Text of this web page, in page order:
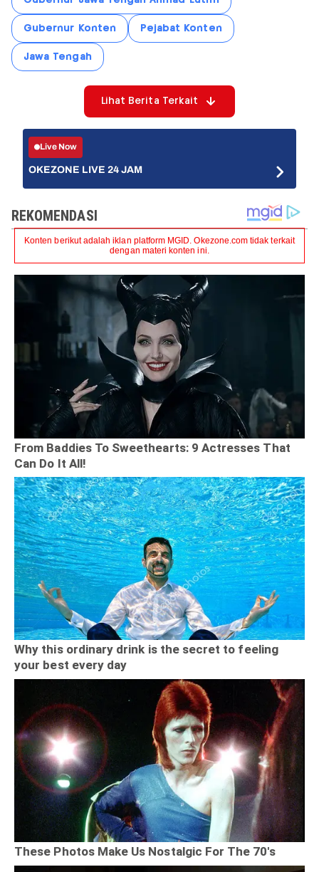
Gubernur Konten Pejabat Konten
Jawa Tengah
Lihat Berita Terkait
Live Now
OKEZONE LIVE 24 JAM